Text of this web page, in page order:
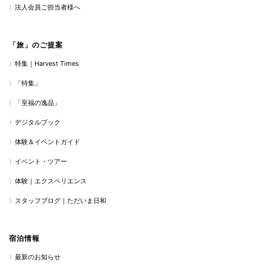
法人会員ご担当者様へ
「旅」のご提案
特集｜Harvest Times
「特集」
「至福の逸品」
デジタルブック
体験＆イベントガイド
イベント・ツアー
体験｜エクスペリエンス
スタッフブログ｜ただいま日和
宿泊情報
最新のお知らせ